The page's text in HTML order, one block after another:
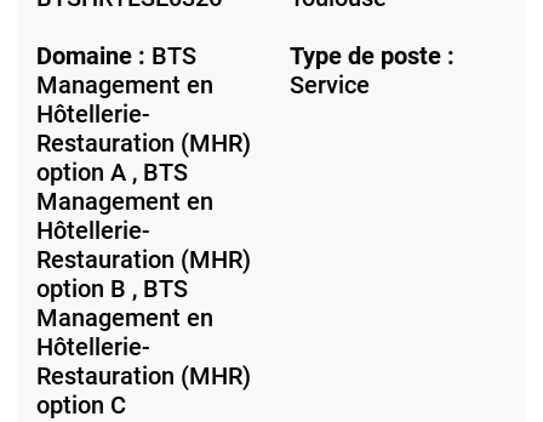
Domaine : BTS
Management en
Hôtellerie-
Restauration (MHR)
option A , BTS
Management en
Hôtellerie-
Restauration (MHR)
option B , BTS
Management en
Hôtellerie-
Restauration (MHR)
option C
Type de poste :
Service